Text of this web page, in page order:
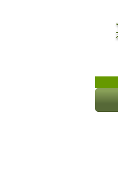
Skip
to